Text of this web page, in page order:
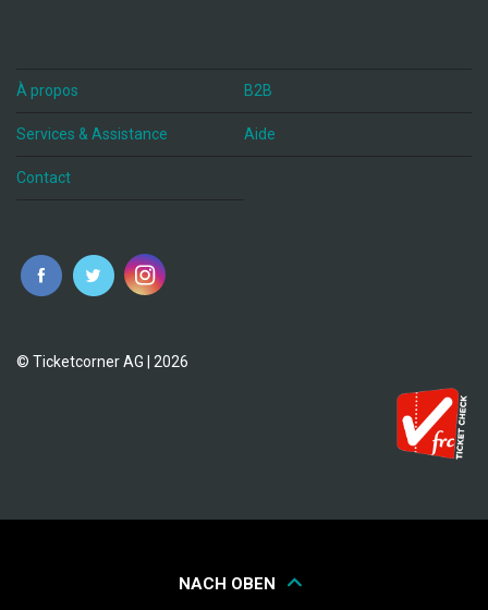
À propos B2B
Services & Assistance Aide
Contact
fr
© Ticketcorner AG | 2026
NACH OBEN